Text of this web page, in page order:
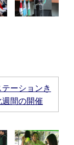
ーションき
間の開催